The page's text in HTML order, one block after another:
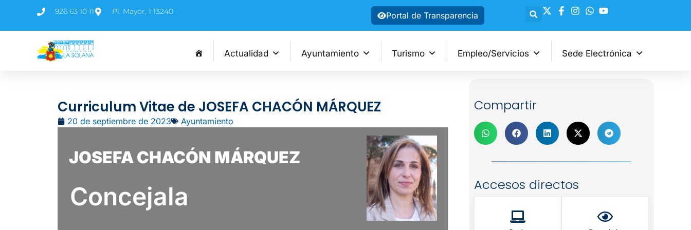
926 63 10 11 Pl. Mayor, 1 13240 Portal de Transparencia
Actualidad Ayuntamiento Turismo Empleo/Servicios Sede Electrónica
Curriculum Vitae de JOSEFA CHACÓN MÁRQUEZ
20 de septiembre de 2023 Ayuntamiento
JOSEFA CHACÓN MÁRQUEZ
Concejala
Compartir
Accesos directos